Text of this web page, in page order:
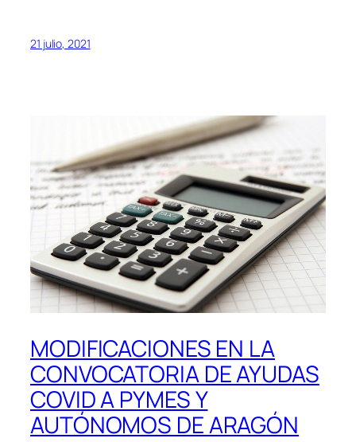
21 julio, 2021
MODIFICACIONES EN LA
CONVOCATORIA DE AYUDAS
COVID A PYMES Y
AUTÓNOMOS DE ARAGÓN